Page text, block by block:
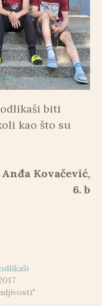
odlikaši biti
kao što su
Kovačević,
6. b